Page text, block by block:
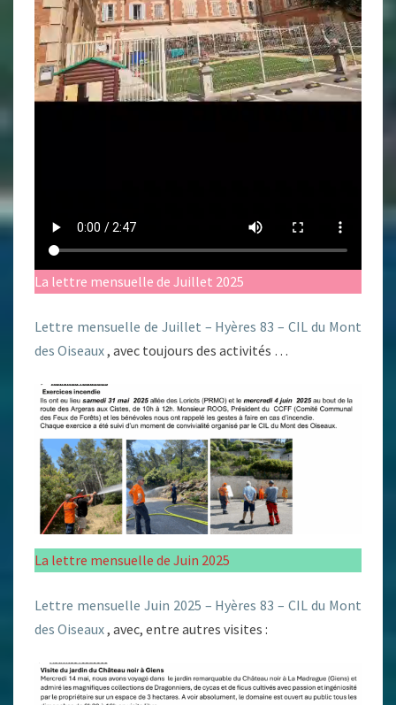
La lettre mensuelle de Juillet 2025
Lettre mensuelle de Juillet – Hyères 83 – CIL du Mont
des Oiseaux, avec toujours des activités …
La lettre mensuelle de Juin 2025
Lettre mensuelle Juin 2025 – Hyères 83 – CIL du Mont
des Oiseaux, avec, entre autres visites :